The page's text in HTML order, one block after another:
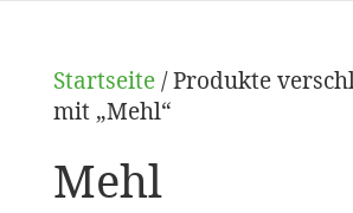
Startseite/ Produkte
mit „Mehl“
Mehl